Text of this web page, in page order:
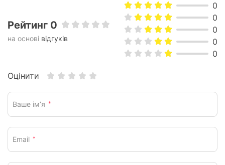
Рейтинг 0
на основі відгуків
0
0
0
0
0
Оцінити
Ваше ім’я *
Email *